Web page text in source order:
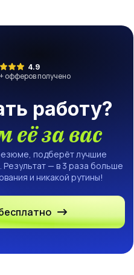
4.9
+ офферов получено
работу?
за вас
подберёт лучшие
Результат — в 3 раза больше
и никакой рутины!